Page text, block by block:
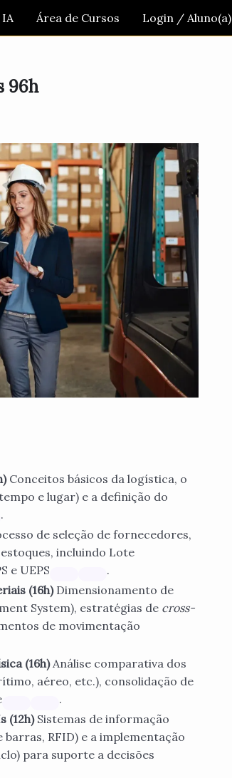
Área de Cursos Login / Aluno(a)
96h
Conceitos básicos da logística, o
e lugar) e a definição do
.
de seleção de fornecedores,
incluindo Lote
e UEPS
.
(16h) Dimensionamento de
System), estratégias de cross-
de movimentação
(16h) Análise comparativa dos
aéreo, etc.), consolidação de
.
(12h) Sistemas de informação
barras, RFID) e a implementação
para suporte a decisões